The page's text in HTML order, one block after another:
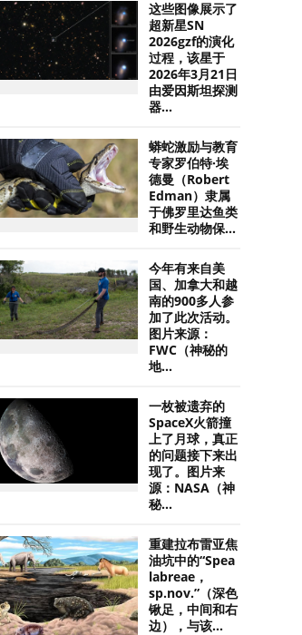
这些图像展示了
超新星SN
2026gzf的演化
过程，该星于
2026年3月21日
由爱因斯坦探测
器...
蟒蛇激励与教育
专家罗伯特·埃
德曼（Robert
Edman）隶属
于佛罗里达鱼类
和野生动物保...
今年有来自美
国、加拿大和越
南的900多人参
加了此次活动。
图片来源：
FWC（神秘的
地...
一枚被遗弃的
SpaceX火箭撞
上了月球，真正
的问题接下来出
现了。图片来
源：NASA（神
秘...
重建拉布雷亚焦
油坑中的“Spea
labreae，
sp.nov.”（深色
锹足，中间和右
边），与该...